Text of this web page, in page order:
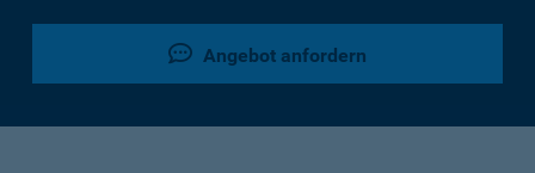
Angebot anfordern